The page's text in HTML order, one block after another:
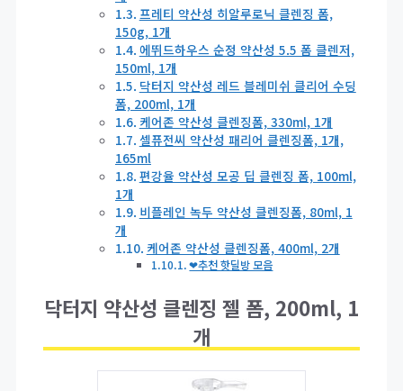
프레티 약산성 히알루로닉 클렌징 폼,
150g, 1개
에뛰드하우스 순정 약산성 5.5 폼 클렌저,
150ml, 1개
닥터지 약산성 레드 블레미쉬 클리어 수딩
폼, 200ml, 1개
케어존 약산성 클렌징폼, 330ml, 1개
셀퓨전씨 약산성 패리어 클렌징폼, 1개,
165ml
편강율 약산성 모공 딥 클렌징 폼, 100ml,
1개
비플레인 녹두 약산성 클렌징폼, 80ml, 1
개
케어존 약산성 클렌징폼, 400ml, 2개
❤추천 핫딜방 모음
닥터지 약산성 클렌징 젤 폼, 200ml, 1
개